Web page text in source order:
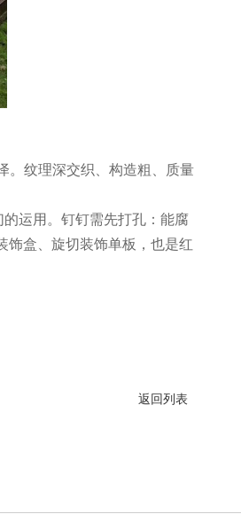
。纹理深交织、构造粗、质量
运用。钉钉需先打孔：能腐
饰盒、旋切装饰单板，也是红
返回列表